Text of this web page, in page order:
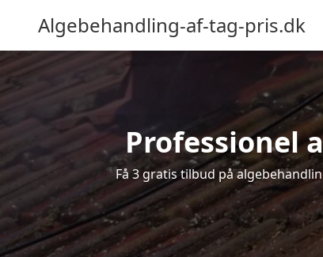
Algebehandling-af-tag-pris.dk
Professionel
Få 3 gratis tilbud på